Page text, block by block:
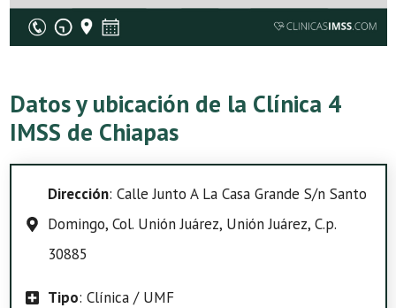
Datos y ubicación de la Clínica 4
IMSS de Chiapas
Dirección: Calle Junto A La Casa Grande S/n Santo
Domingo, Col. Unión Juárez, Unión Juárez, C.p.
30885
Tipo: Clínica / UMF